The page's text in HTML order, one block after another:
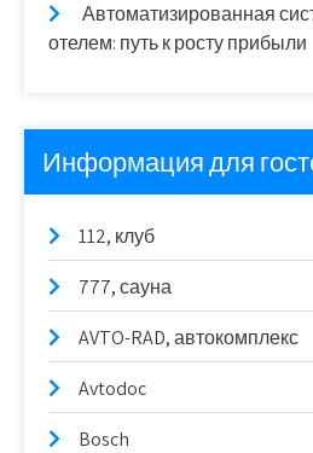
Автоматизированная
отелем: путь к росту прибыли
Информация для
112, клуб
777, сауна
AVTO-RAD, автокомплекс
Avtodoc
Bosch